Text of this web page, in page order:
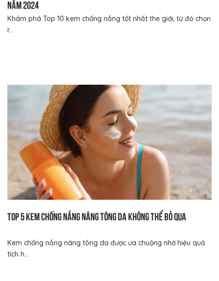
năm 2024
Khám phá Top 10 kem chống nắng tốt nhất the giới, từ đó chọn
r...
Top 5 kem chống nắng nâng tông da không thể bỏ qua
Kem chống nắng nâng tông da được ưa chuộng nhờ hiệu quả
tích h...